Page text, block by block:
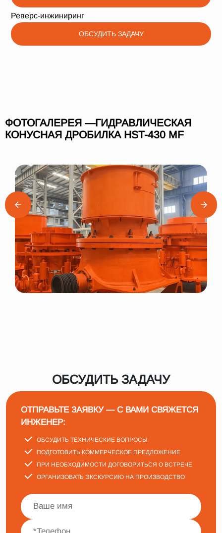
Реверс-инжиниринг
ОБСУДИТЬ ЗАДАЧУ
ФОТОГАЛЕРЕЯ —ГИДРАВЛИЧЕСКАЯ
КОНУСНАЯ ДРОБИЛКА HST-430 MF
ОБСУДИТЬ ЗАДАЧУ
ОТПРАВЬТЕ ЗАЯВКУ — С ВАМИ СВЯЖЕТСЯ
ИНЖЕНЕР:
ОБСУДИТЬ ТЕХНИЧЕСКИЕ ВОПРОСЫ
ПОДГОТОВИТЬ КОММЕРЧЕСКОЕ ПРЕДЛОЖЕНИЕ
ПРИ НЕОБХОДИМОСТИ ДОГОВОРИТЬСЯ О ВСТРЕЧЕ
ОРГАНИЗОВАТЬ ЭКСКУРСИЮ НА ПРОИЗВОДСТВО